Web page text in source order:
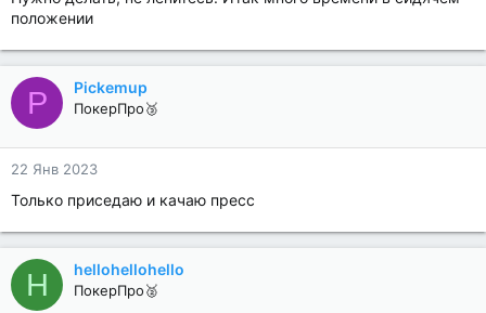
положении
P Pickemup
ПокерПро🥉
22 Янв 2023
Только приседаю и качаю пресс
H hellohellohello
ПокерПро🥈